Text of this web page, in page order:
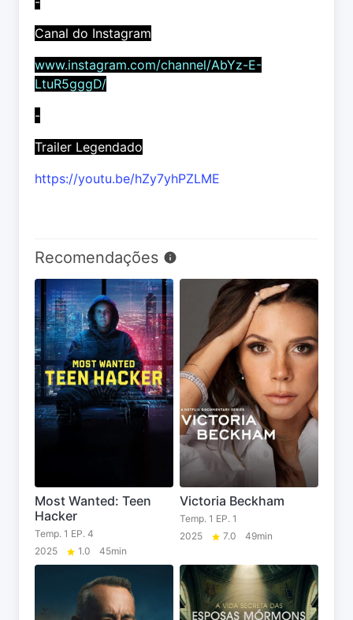
Canal do Instagram
www.instagram.com/channel/AbYz-E-
LtuR5gggD/
-
Trailer Legendado
https://youtu.be/hZy7yhPZLME
Recomendações
Most Wanted: Teen
Hacker
Temp. 1 EP. 4
2025
1.0 45min
Victoria Beckham
Temp. 1 EP. 1
2025
7.0 49min